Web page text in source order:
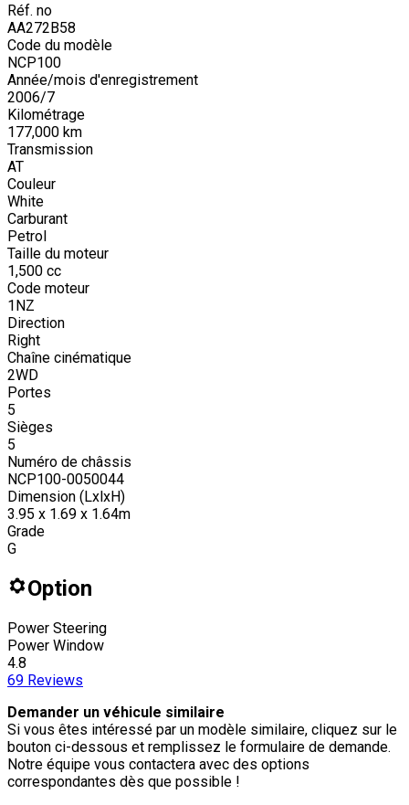
Réf. no
AA272B58
Code du modèle
NCP100
Année/mois d'enregistrement
2006/7
Kilométrage
177,000 km
Transmission
AT
Couleur
White
Carburant
Petrol
Taille du moteur
1,500 cc
Code moteur
1NZ
Direction
Right
Chaîne cinématique
2WD
Portes
5
Sièges
5
Numéro de châssis
NCP100-0050044
Dimension (LxlxH)
3.95 x 1.69 x 1.64m
Grade
G
Option
Power Steering
Power Window
4.8
69 Reviews
Demander un véhicule similaire
Si vous êtes intéressé par un modèle similaire, cliquez sur le
bouton ci-dessous et remplissez le formulaire de demande.
Notre équipe vous contactera avec des options
correspondantes dès que possible !